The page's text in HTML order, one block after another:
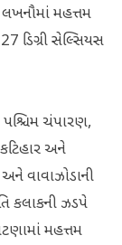
મહત્તમ
ડિગ્રી સેલ્સિયસ
ચંપારણ,
અને
વાવાઝોડાની
કલાકની ઝડપે
મહત્તમ